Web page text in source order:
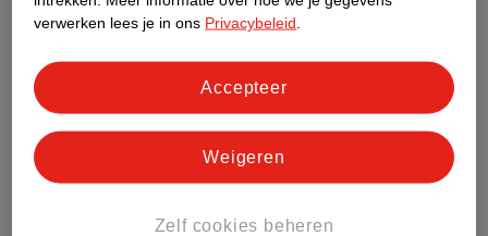
Kruidvat.nl ophaalpunt
winkel. Zo hoef je niet thuis te blijven voor de Kruidvat
Kruidvat is een gecertificeerd drogist. Dit betekent dat je
winkel én online!
verwerken lees je in ons Privacybeleid
Zelf cookies beheren
Weigeren
Accepteer